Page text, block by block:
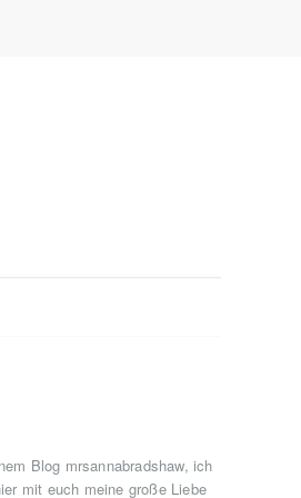
Blog mrsannabradshaw, ich
mit euch meine große Liebe